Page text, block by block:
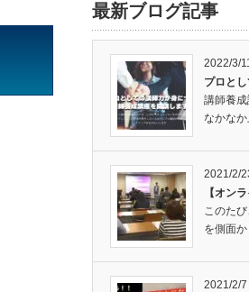
最新ブログ記事
2022/3/
プロと
講師養成
なかな
2021/2/
【オン
このた
を側面
2021/2/7